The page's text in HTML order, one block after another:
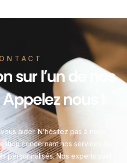
sur l'un de nos
nous !
aider. N’hésitez pas à nous
concernant nos services ou
personnalisés. Nos experts sont